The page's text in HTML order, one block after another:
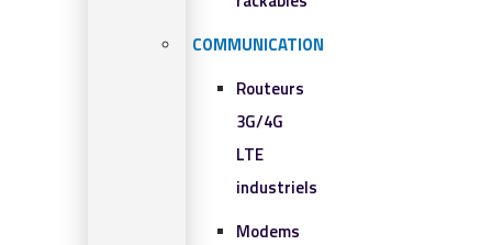
COMMUNICATION
Routeurs
3G/4G
LTE
industriels
Modems